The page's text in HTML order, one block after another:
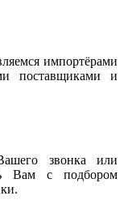
импортёрами
поставщиками и
звонка или
Вам с подбором